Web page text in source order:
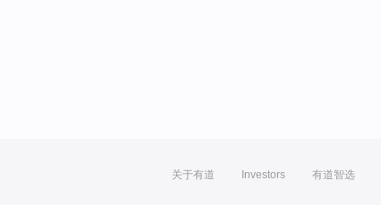
关于有道 Investors 有道智选